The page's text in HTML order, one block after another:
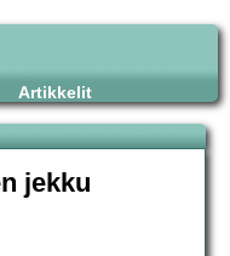
Artikkelit
jekku